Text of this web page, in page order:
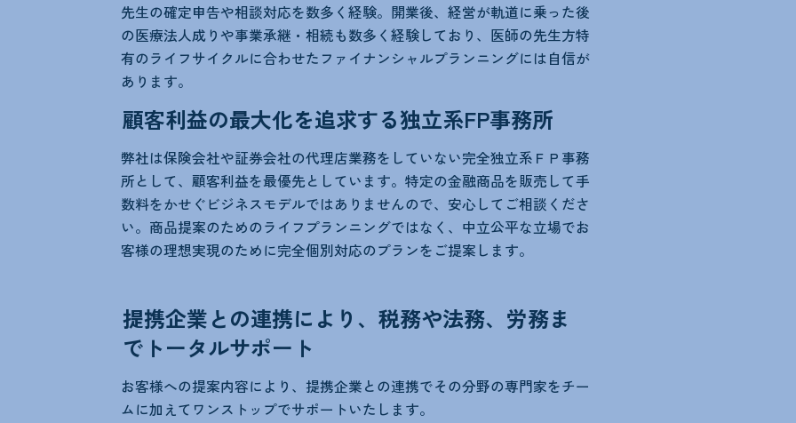
先生の確定申告や相談対応を数多く経験。開業後、経営が軌道に乗った後
の医療法人成りや事業承継・相続も数多く経験しており、医師の先生方特
有のライフサイクルに合わせたファイナンシャルプランニングには自信が
あります。
顧客利益の最大化を追求する独立系FP事務所
弊社は保険会社や証券会社の代理店業務をしていない完全独立系ＦＰ事務
所として、顧客利益を最優先としています。特定の金融商品を販売して手
数料をかせぐビジネスモデルではありませんので、安心してご相談くださ
い。商品提案のためのライフプランニングではなく、中立公平な立場でお
客様の理想実現のために完全個別対応のプランをご提案します。
提携企業との連携により、税務や法務、労務ま
でトータルサポート
お客様への提案内容により、提携企業との連携でその分野の専門家をチー
ムに加えてワンストップでサポートいたします。